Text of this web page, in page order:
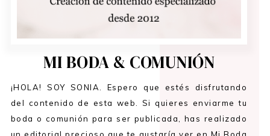
MI BODA & COMUNIÓN
¡HOLA! SOY SONIA. Espero que estés disfrutando
del contenido de esta web. Si quieres enviarme tu
boda o comunión para ser publicada, has realizado
un editorial precioso que te gustaría ver en Mi Boda